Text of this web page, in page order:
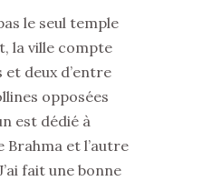
le seul temple
la ville compte
deux d’entre
opposées
est dédié à
Brahma et l’autre
fait une bonne